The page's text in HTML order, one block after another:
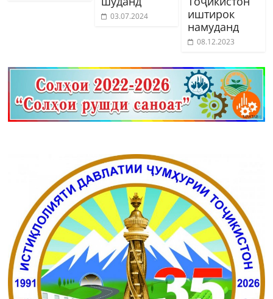
03.07.2024
иштирок
намуданд
08.12.2023